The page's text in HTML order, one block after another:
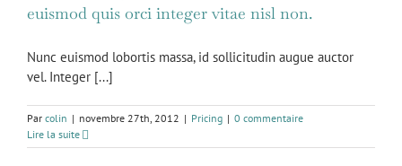
euismod quis orci integer vitae nisl non.
Nunc euismod lobortis massa, id sollicitudin augue auctor
vel. Integer [...]
Par colin | novembre 27th, 2012 | Pricing | 0 commentaire
Lire la suite